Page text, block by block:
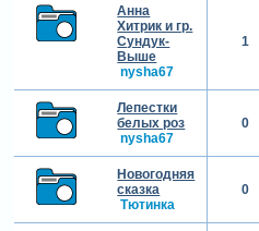
Анна
Хитрик и гр.
Сундук-
Выше
nysha67
1
Лепестки
белых роз
nysha67
0
Новогодняя
сказка
Тютинка
0